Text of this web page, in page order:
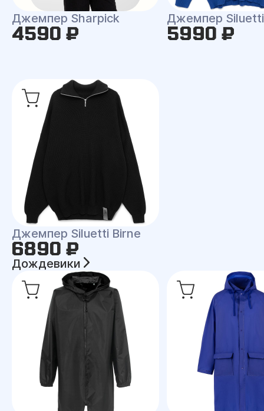
Джемпер Sharpick
4590 ₽
Джемпер
5990 ₽
Джемпер Siluetti Birne
6890 ₽
Дождевики